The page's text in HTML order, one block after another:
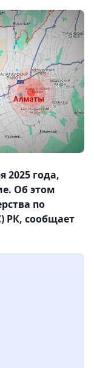
2025 года,
Об этом
по
РК, сообщает